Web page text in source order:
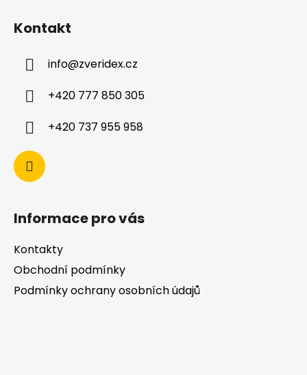
Kontakt
info@zveridex.cz
+420 777 850 305
+420 737 955 958
Informace pro vás
Kontakty
Obchodní podmínky
Podmínky ochrany osobních údajů